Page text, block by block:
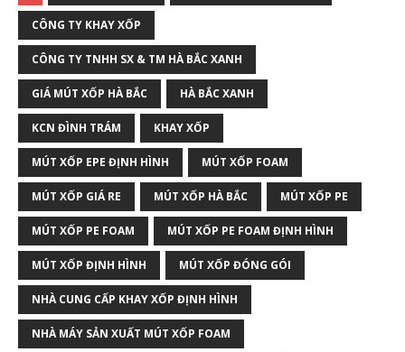
CÔNG TY KHAY XỐP
CÔNG TY TNHH SX & TM HÀ BẮC XANH
GIÁ MÚT XỐP HÀ BẮC HÀ BẮC XANH
KCN ĐÌNH TRÁM KHAY XỐP
MÚT XỐP EPE ĐỊNH HÌNH MÚT XỐP FOAM
MÚT XỐP GIÁ RE MÚT XỐP HÀ BẮC MÚT XỐP PE
MÚT XỐP PE FOAM MÚT XỐP PE FOAM ĐỊNH HÌNH
MÚT XỐP ĐỊNH HÌNH MÚT XỐP ĐÓNG GÓI
NHÀ CUNG CẤP KHAY XỐP ĐỊNH HÌNH
NHÀ MÁY SẢN XUẤT MÚT XỐP FOAM